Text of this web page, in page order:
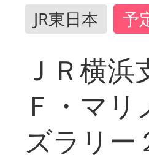
JR東日本 予
ＪＲ横
Ｆ・マ
ズラリー